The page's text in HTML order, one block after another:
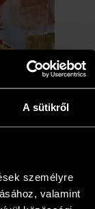
A sütikről
személyre
valamint
-
cm)